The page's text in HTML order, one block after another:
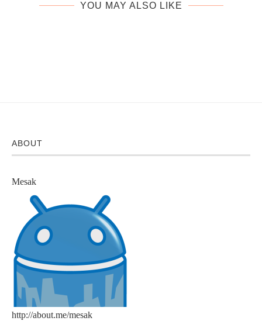
YOU MAY ALSO LIKE
ABOUT
Mesak
http://about.me/mesak